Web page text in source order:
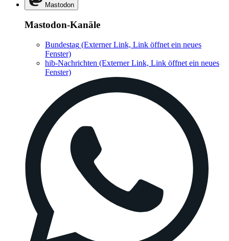
Mastodon
Mastodon-Kanäle
Bundestag (Externer Link, Link öffnet ein neues
Fenster)
hib-Nachrichten (Externer Link, Link öffnet ein neues
Fenster)